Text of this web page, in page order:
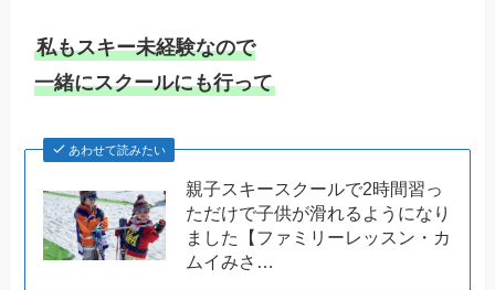
私もスキー未経験なので
一緒にスクールにも行って
あわせて読みたい
親子スキースクールで2時間習っ
ただけで子供が滑れるようになり
ました【ファミリーレッスン・カ
ムイみさ…